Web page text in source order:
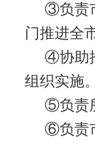
③负责
门推进全
④协助
组织实施
⑤负责
⑥负责